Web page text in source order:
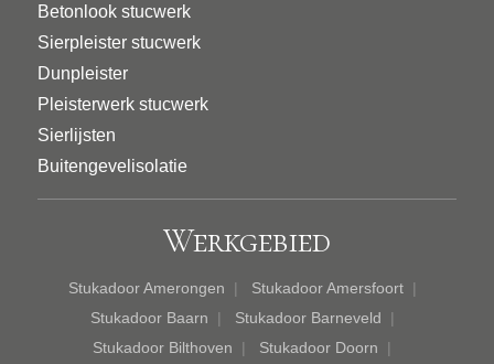
Betonlook stucwerk
Sierpleister stucwerk
Dunpleister
Pleisterwerk stucwerk
Sierlijsten
Buitengevelisolatie
Werkgebied
Stukadoor Amerongen
Stukadoor Amersfoort
Stukadoor Baarn
Stukadoor Barneveld
Stukadoor Bilthoven
Stukadoor Doorn